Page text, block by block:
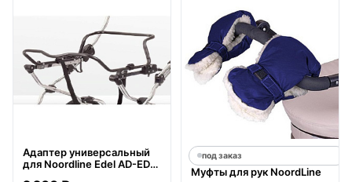
Адаптер универсальный
для Noordline Edel AD-ED-
под заказ
Муфты для рук NoordLine